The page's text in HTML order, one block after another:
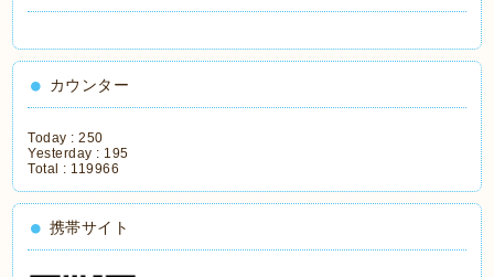
カウンター
Today :250
Yesterday : 195
Total : 119966
携帯サイト